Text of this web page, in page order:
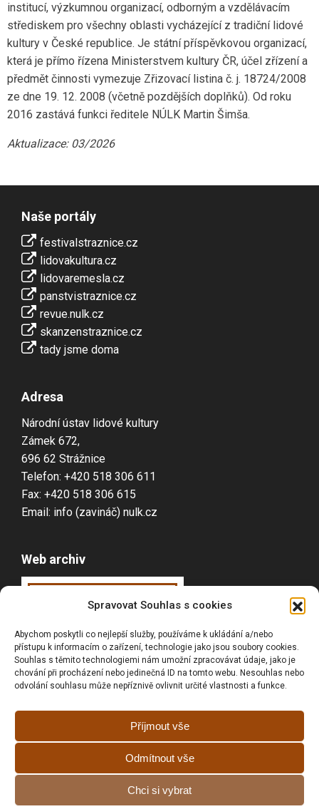
Spravovat Souhlas s cookies
Abychom poskytli co nejlepší služby, používáme k ukládání a/nebo
přístupu k informacím o zařízení, technologie jako jsou soubory cookies.
Souhlas s těmito technologiemi nám umožní zpracovávat údaje, jako je
chování při procházení nebo jedinečná ID na tomto webu. Nesouhlas nebo
odvolání souhlasu může nepříznivě ovlivnit určité vlastnosti a funkce.
Příjmout vše
Odmítnout vše
Chci si vybrat
institucí, výzkumnou organizací, odborným a vzdělávacím
střediskem pro všechny oblasti vycházející z tradiční lidové
kultury v České republice. Je státní příspěvkovou organizací,
která je přímo řízena Ministerstvem kultury ČR, účel zřízení a
předmět činnosti vymezuje Zřizovací listina č. j. 18724/2008
ze dne 19. 12. 2008 (včetně pozdějších doplňků). Od roku
2016 zastává funkci ředitele NÚLK Martin Šimša.
Aktualizace: 03/2026
Naše portály
festivalstraznice.cz
lidovakultura.cz
lidovaremesla.cz
panstvistraznice.cz
revue.nulk.cz
skanzenstraznice.cz
tady jsme doma
Adresa
Národní ústav lidové kultury
Zámek 672,
696 62 Strážnice
Telefon: +420 518 306 611
Fax: +420 518 306 615
Email: info (zavináč) nulk.cz
Web archiv
Webarchivováno
ČR
Vyhledávání
Prohlášní o přístupnosti
Zásady cookies (EU)